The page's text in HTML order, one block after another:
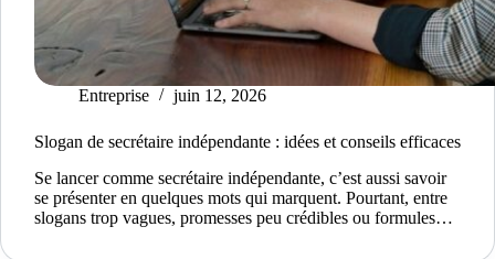
Entreprise juin 12, 2026
Slogan de secrétaire indépendante : idées et conseils efficaces
Se lancer comme secrétaire indépendante, c’est aussi savoir
se présenter en quelques mots qui marquent. Pourtant, entre
slogans trop vagues, promesses peu crédibles ou formules…